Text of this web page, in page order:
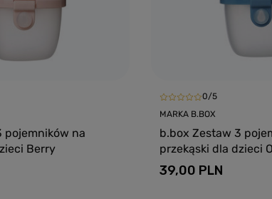
pojemników na
Berry
0/5
MARKA B.BOX
b.box Zestaw 3
przekąski dla dzieci
39,00 PLN